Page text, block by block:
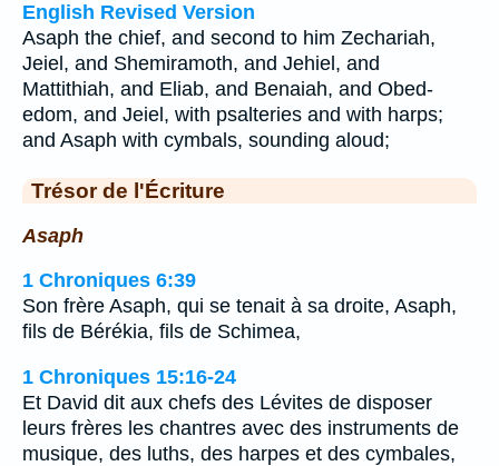
English Revised Version
Asaph the chief, and second to him Zechariah,
Jeiel, and Shemiramoth, and Jehiel, and
Mattithiah, and Eliab, and Benaiah, and Obed-
edom, and Jeiel, with psalteries and with harps;
and Asaph with cymbals, sounding aloud;
Trésor de l'Écriture
Asaph
1 Chroniques 6:39
Son frère Asaph, qui se tenait à sa droite, Asaph,
fils de Bérékia, fils de Schimea,
1 Chroniques 15:16-24
Et David dit aux chefs des Lévites de disposer
leurs frères les chantres avec des instruments de
musique, des luths, des harpes et des cymbales,